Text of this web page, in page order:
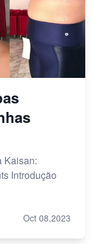
Kaisan:
Introdução
Oct 08,2023